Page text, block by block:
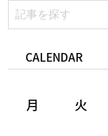
索:
CALENDAR
月 火